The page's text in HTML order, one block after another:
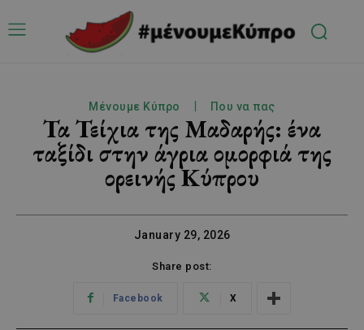
Μένουμε Κύπρο Που να πας
Τα Τείχια της Μαδαρής: ένα
ταξίδι στην άγρια ομορφιά της
ορεινής Κύπρου
January 29, 2026
Share post:
Facebook X